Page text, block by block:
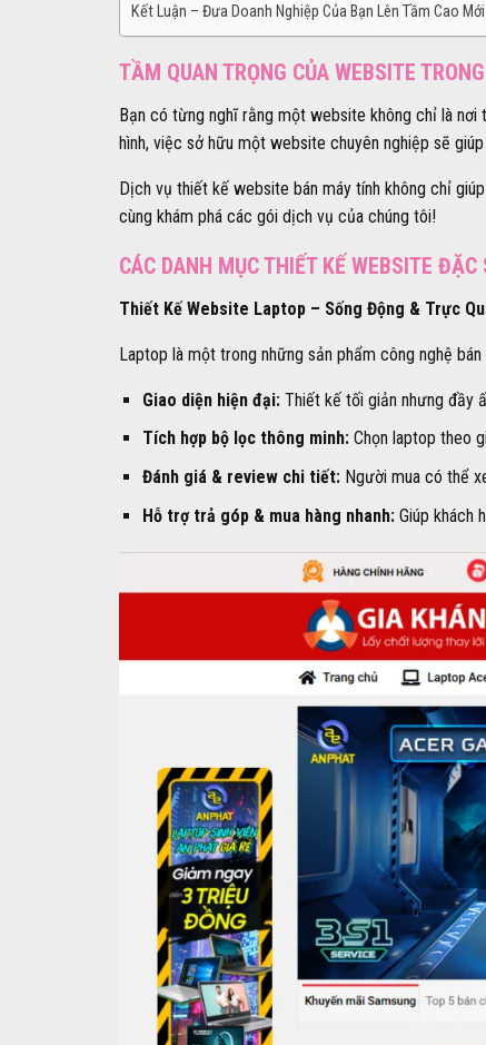
Kết Luận – Đưa Doanh Nghiệp Của Bạn Lên Tầm Cao Mới
TẦM QUAN TRỌNG CỦA WEBSITE
Bạn có từng nghĩ rằng một website không chỉ là
hình, việc sở hữu một website chuyên nghiệp sẽ
Dịch vụ thiết kế website bán máy tính không chỉ
cùng khám phá các gói dịch vụ của chúng tôi!
CÁC DANH MỤC THIẾT KẾ WEBSITE ĐẶC
Thiết Kế Website Laptop – Sống Động & Trực
Laptop là một trong những sản phẩm công nghệ
Giao diện hiện đại:Thiết kế tối giản nhưng đầy
Tích hợp bộ lọc thông minh:Chọn laptop theo
Đánh giá & review chi tiết:Người mua có thể
Hỗ trợ trả góp & mua hàng nhanh:Giúp khách